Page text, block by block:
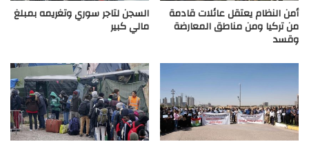
أمن النظام يعتقل عائلات قادمة
من تركيا ومن مناطق المعارضة
وقسد
السجن لتاجر سوري وتغريمه بمبلغ
مالي كبير